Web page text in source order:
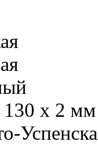
130 х 2 мм